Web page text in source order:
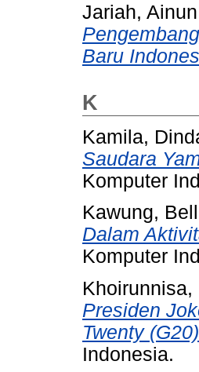
Jariah, Ainun
Baru
K
Kamila,
Saudara
Komputer
Kawung,
Dalam
Komputer
Khoirunnisa,
Presiden
Twenty
Indonesia.